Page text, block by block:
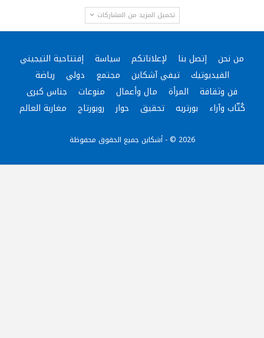
تحميل المزيد من المشاركات
من نحن إتصل بنا لإعلاناتكم سياسة
إفتتاحية التيجيني
الفيديوتيك
تيفي آشكاين مجتمع دولي
رياضة
فن وثقافة
المرأة مال وأعمال منوعات
جناس كبرى
كُتّاب وآراء
بورتريه تحقيق حوار روبورتاج مغاربة العالم
2026 © - أشكاين جميع الحقوق محفوظة